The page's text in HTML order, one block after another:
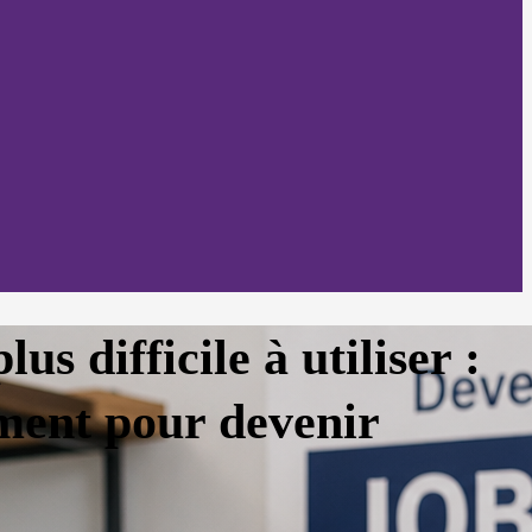
difficile à utiliser :
pour devenir